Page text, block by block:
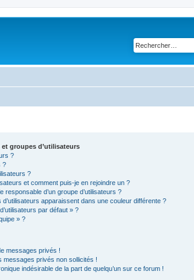
groupes d’utilisateurs
?
?
?
et comment puis-je en rejoindre un ?
responsable d’un groupe d’utilisateurs ?
apparaissent dans une couleur différente ?
par défaut » ?
» ?
messages privés !
messages privés non sollicités !
indésirable de la part de quelqu’un sur ce forum !